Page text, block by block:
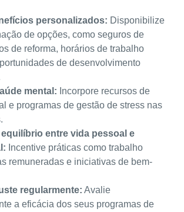
personalizados: Disponibilize
de opções, como seguros de
de reforma, horários de trabalho
de desenvolvimento
mental: Incorpore recursos de
e programas de gestão de stress nas
equilíbrio entre vida pessoal e
Incentive práticas como trabalho
remuneradas e iniciativas de bem-
regularmente: Avalie
a eficácia dos seus programas de